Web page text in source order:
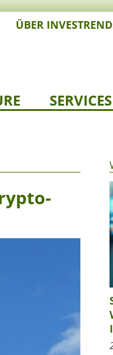
ÜBER
SERVICES